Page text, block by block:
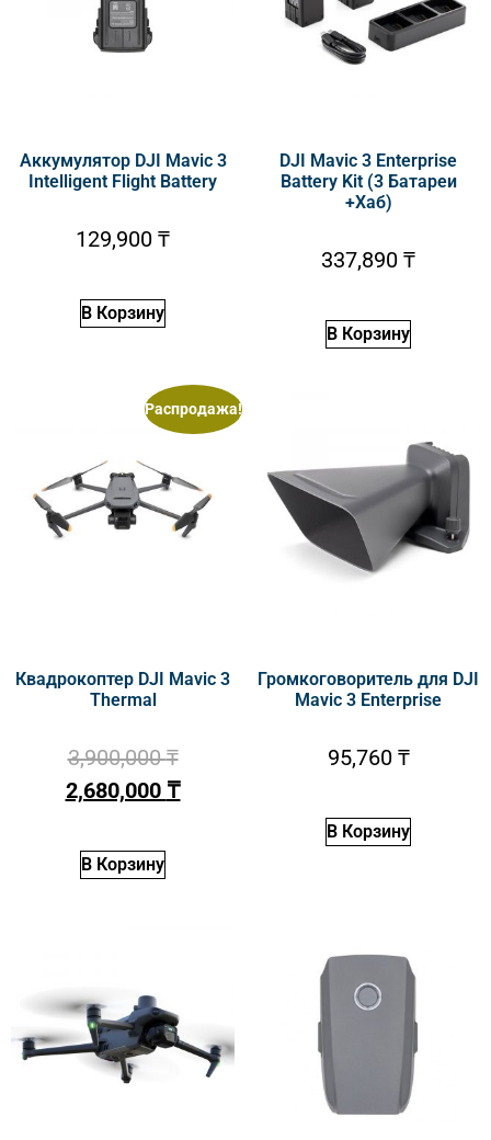
Аккумулятор DJI Mavic 3
Intelligent Flight Battery
129,900 ₸
В Корзину
DJI Mavic 3 Enterprise
Battery Kit (3 Батареи
+Хаб)
337,890 ₸
В Корзину
Распродажа!
Квадрокоптер DJI Mavic 3
Thermal
3,900,000₸
2,680,000 ₸
В Корзину
Громкоговоритель для DJI
Mavic 3 Enterprise
95,760 ₸
В Корзину